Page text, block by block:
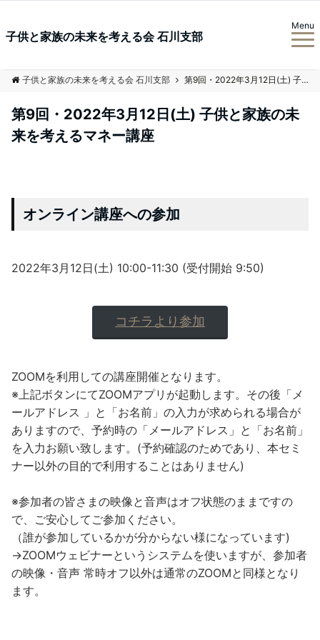
子供と家族の未来を考える会 石川支部
Menu
子供と家族の未来を考える会 石川支部 第9回・2022年3月12日(土) 子供と家族の未来を考えるマネー講座
第9回・2022年3月12日(土) 子供と家族の未
来を考えるマネー講座
オンライン講座への参加
2022年3月12日(土) 10:00-11:30 (受付開始 9:50)
コチラより参加
ZOOMを利用しての講座開催となります。
※上記ボタンにてZOOMアプリが起動します。その後「メ
ールアドレス 」と「お名前」の入力が求められる場合が
ありますので、予約時の「メールアドレス」と「お名前」
を入力お願い致します。(予約確認のためであり、本セミ
ナー以外の目的で利用することはありません)
※参加者の皆さまの映像と音声はオフ状態のままですの
で、ご安心してご参加ください。
（誰が参加しているかが分からない様になっています)
→ZOOMウェビナーというシステムを使いますが、参加者
の映像・音声 常時オフ以外は通常のZOOMと同様となり
ます。